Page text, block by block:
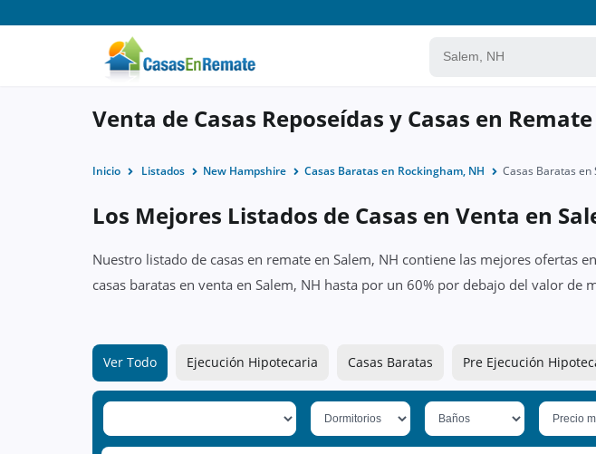
Venta de Casas Reposeídas y Casas en
Inicio Listados New Hampshire Casas Baratas en Rockingham, NH Casas Baratas en
Los Mejores Listados de Casas en Venta en
Nuestro listado de casas en remate en Salem, NH contiene las mejores ofertas
casas baratas en venta en Salem, NH hasta por un 60% por debajo del valor de
Ver Todo Ejecución Hipotecaria Casas Baratas Pre Ejecución